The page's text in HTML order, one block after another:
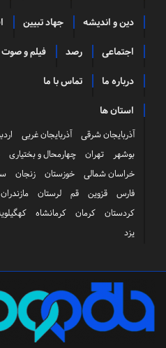
دین و اندیشه جهاد تبیین
اجتماعی رصد فیلم و صوت
درباره ما تماس با ما
استان ها
آذربایجان شرقی آذربایجان غربی
بوشهر
تهران چهارمحال و بختیاری
خراسان شمالی
خوزستان زنجان
فارس
قزوین قم لرستان مازندران
کردستان
کرمان کرمانشاه
یزد